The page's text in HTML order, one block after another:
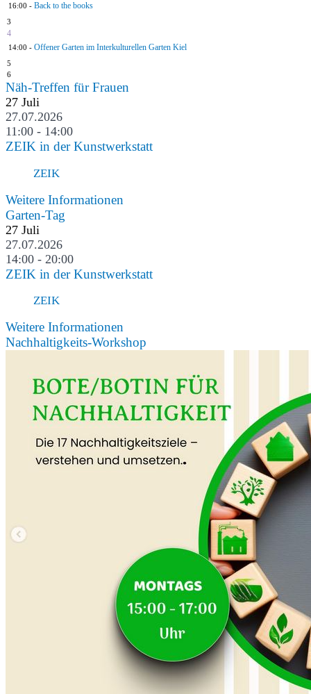
16:00 - Back to the books
3
4
14:00 - Offener Garten im Interkulturellen Garten Kiel
5
6
Näh-Treffen für Frauen
27 Juli
27.07.2026
11:00 - 14:00
ZEIK in der Kunstwerkstatt
ZEIK
Weitere Informationen
Garten-Tag
27 Juli
27.07.2026
14:00 - 20:00
ZEIK in der Kunstwerkstatt
ZEIK
Weitere Informationen
Nachhaltigkeits-Workshop